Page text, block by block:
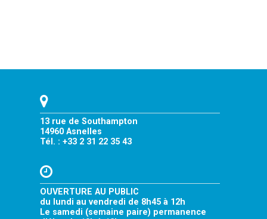
13 rue de Southampton
14960 Asnelles
Tél. : +33 2 31 22 35 43
OUVERTURE AU PUBLIC
du lundi au vendredi de 8h45 à 12h
Le samedi (semaine paire) permanence